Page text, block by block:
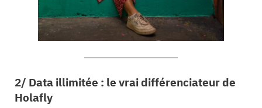
2/ Data illimitée : le vrai différenciateur de
Holafly